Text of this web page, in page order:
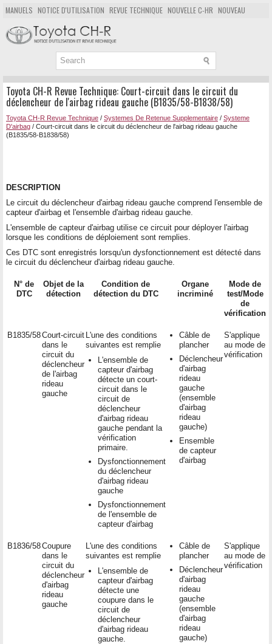
MANUELS NOTICE D'UTILISATION REVUE TECHNIQUE NOUVELLE C-HR NOUVEAU
POPULAIRE
PLAN DU SITE CHERCHER
Toyota CH-R Revue Technique: Court-circuit dans le circuit du
déclencheur de l'airbag rideau gauche (B1835/58-B1838/58)
Toyota CH-R Revue Technique / Systemes De Retenue Supplementaire / Systeme
D'airbag / Court-circuit dans le circuit du déclencheur de l'airbag rideau gauche
(B1835/58-B1838/58)
DESCRIPTION
Le circuit du déclencheur d'airbag rideau gauche comprend l'ensemble de
capteur d'airbag et l'ensemble d'airbag rideau gauche.
L'ensemble de capteur d'airbag utilise ce circuit pour déployer l'airbag
lorsque les conditions de déploiement sont remplies.
Ces DTC sont enregistrés lorsqu'un dysfonctionnement est détecté dans
le circuit du déclencheur d'airbag rideau gauche.
N° de
DTC
Objet de la
détection
Condition de
détection du DTC
Organe
incriminé
Mode de
test/Mode
de
vérification
B1835/58Court-circuit
dans le
circuit du
déclencheur
de l'airbag
rideau
gauche
L'une des conditions
suivantes est remplie
L'ensemble de
capteur d'airbag
détecte un court-
circuit dans le
circuit de
déclencheur
d'airbag rideau
gauche pendant la
vérification
primaire.
Dysfonctionnement
du déclencheur
d'airbag rideau
gauche
Dysfonctionnement
de l'ensemble de
capteur d'airbag
Câble de
plancher
Déclencheur
d'airbag
rideau
gauche
(ensemble
d'airbag
rideau
gauche)
Ensemble
de capteur
d'airbag
S'applique
au mode de
vérification
B1836/58Coupure
dans le
circuit du
déclencheur
d'airbag
rideau
gauche
L'une des conditions
suivantes est remplie
L'ensemble de
capteur d'airbag
détecte une
coupure dans le
circuit de
déclencheur
d'airbag rideau
gauche.
Câble de
plancher
Déclencheur
d'airbag
rideau
gauche
(ensemble
d'airbag
rideau
gauche)
S'applique
au mode de
vérification